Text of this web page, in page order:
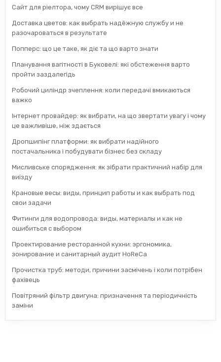
Сайт для ріелтора, чому CRM вирішує все
Доставка цветов: как выбрать надёжную службу и не
разочароваться в результате
Попперс: що це таке, як діє та що варто знати
Планування вагітності в Буковелі: які обстеження варто
пройти заздалегідь
Робочий циліндр зчеплення: коли передачі вмикаються
важко
Інтернет провайдер: як вибрати, на що звертати увагу і чому
це важливіше, ніж здається
Дропшипінг платформи: як вибрати надійного
постачальника і побудувати бізнес без складу
Мисливське спорядження: як зібрати практичний набір для
виїзду
Крановые весы: виды, принцип работы и как выбрать под
свои задачи
Фитинги для водопровода: виды, материалы и как не
ошибиться с выбором
Проектирование ресторанной кухни: эргономика,
зонирование и санитарный аудит HoReCa
Прочистка труб: методи, причини засмічень і коли потрібен
фахівець
Повітряний фільтр двигуна: призначення та періодичність
заміни